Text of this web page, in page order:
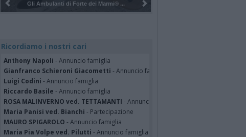
Marmi® ... Pulizia del bosco del Rugareto a ...
Ricordiamo i nostri cari
Anthony Napoli - Annuncio famiglia
Gianfranco Schieroni Giacometti - Annuncio famiglia
Luigi Codini - Annuncio famiglia
Riccardo Basile - Annuncio famiglia
ROSA MALINVERNO ved. TETTAMANTI - Annuncio famiglia
Maria Panisi ved. Bianchi - Partecipazione
MAURO SPIGAROLO - Annuncio famiglia
Maria Pia Volpe ved. Pilutti - Annuncio famiglia